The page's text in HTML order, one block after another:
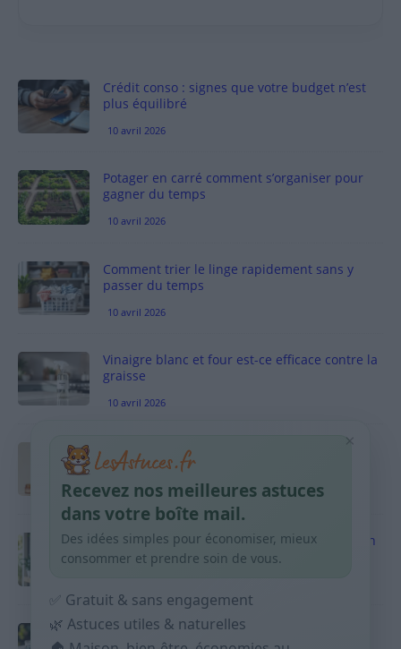
Crédit conso : signes que votre budget n’est
plus équilibré
10 avril 2026
Potager en carré comment s’organiser pour
gagner du temps
10 avril 2026
Comment trier le linge rapidement sans y
passer du temps
10 avril 2026
Vinaigre blanc et four est-ce efficace contre la
graisse
10 avril 2026
Taches pigmentaires : routine simple +
habitudes qui aident
9 avril 2026
Produits ménagers : comment économiser en
courses sans acheter 10 sprays
Budget mensuel : méthode rapide pour
×
Recevez nos meilleures astuces
dans votre boîte mail.
Des idées simples pour économiser, mieux
consommer et prendre soin de vous.
✅ Gratuit & sans engagement
🌿 Astuces utiles & naturelles